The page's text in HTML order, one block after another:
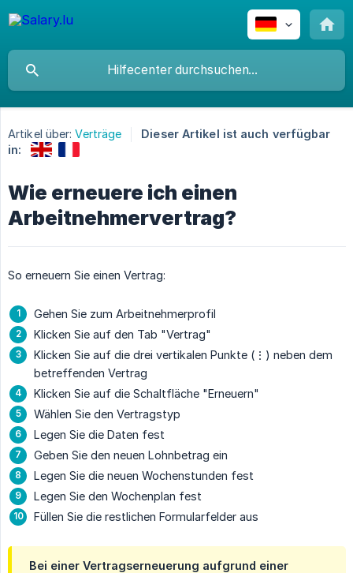
Artikel über: Verträge
Dieser Artikel ist auch verfügbar
in:
Wie erneuere ich einen
Arbeitnehmervertrag?
So erneuern Sie einen Vertrag:
Gehen Sie zum Arbeitnehmerprofil
Klicken Sie auf den Tab "Vertrag"
Klicken Sie auf die drei vertikalen Punkte (⋮) neben dem
betreffenden Vertrag
Klicken Sie auf die Schaltfläche "Erneuern"
Wählen Sie den Vertragstyp
Legen Sie die Daten fest
Geben Sie den neuen Lohnbetrag ein
Legen Sie die neuen Wochenstunden fest
Legen Sie den Wochenplan fest
Füllen Sie die restlichen Formularfelder aus
Bei einer Vertragserneuerung aufgrund einer